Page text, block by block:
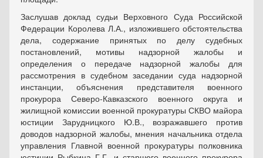
Заслушав доклад судьи Верховного Суда Российской
Федерации Королева Л.А., изложившего обстоятельства
дела, содержание принятых по делу судебных
постановлений, мотивы надзорной жалобы и
определения о передаче надзорной жалобы для
рассмотрения в судебном заседании суда надзорной
инстанции, объяснения представителя военного
прокурора Северо-Кавказского военного округа и
жилищной комиссии военной прокуратуры СКВО майора
юстиции Зарудницкого Ю.В., возражавшего против
доводов надзорной жалобы, мнения начальника отдела
управления Главной военной прокуратуры полковника